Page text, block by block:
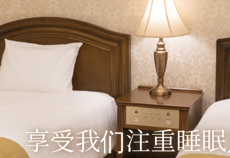
享受我们注重睡
享受我们注重睡